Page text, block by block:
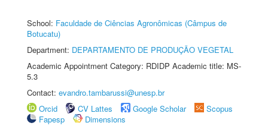
School: Faculdade de Ciências Agronômicas (Câmpus de
Botucatu)
Department: DEPARTAMENTO DE PRODUÇÃO VEGETAL
Academic Appointment Category: RDIDP Academic title: MS-
5.3
Contact: evandro.tambarussi@unesp.br
Orcid
CV Lattes Google Scholar
Scopus
Fapesp
Dimensions